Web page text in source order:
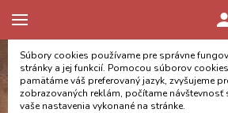
Táto stránka používa cookies
Súbory cookies používame pre správne
stránky a jej funkcií. Pomocou súborov
pamätáme váš preferovaný jazyk, zvyšujeme
zobrazovaných reklám, počítame návštevnosť
vaše nastavenia vykonané na stránke.